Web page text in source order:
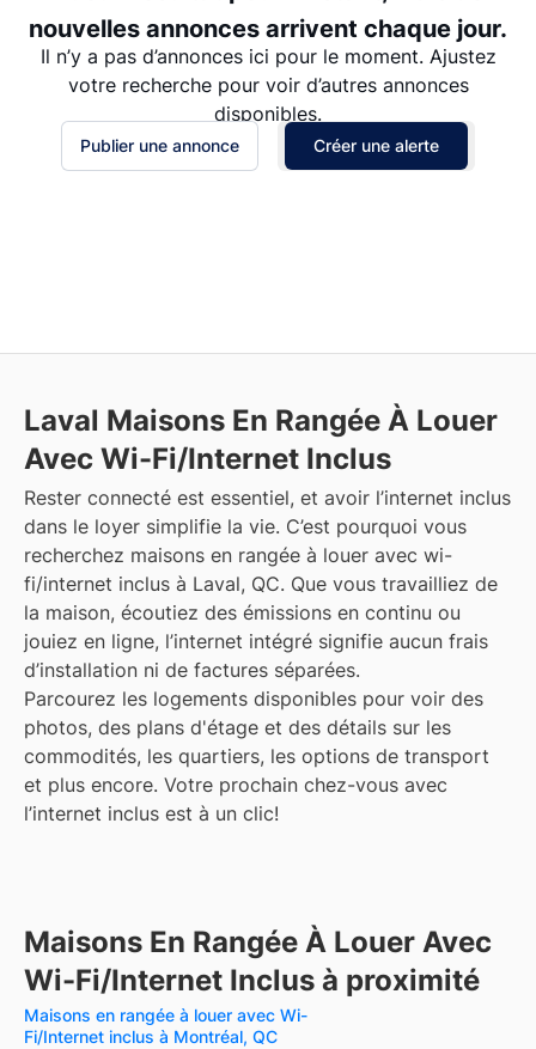
nouvelles annonces arrivent chaque jour.
Il n’y a pas d’annonces ici pour le moment. Ajustez
votre recherche pour voir d’autres annonces
disponibles.
Publier une annonce Créer une alerte
Laval Maisons En Rangée À Louer
Avec Wi-Fi/Internet Inclus
Rester connecté est essentiel, et avoir l’internet inclus
dans le loyer simplifie la vie. C’est pourquoi vous
recherchez maisons en rangée à louer avec wi-
fi/internet inclus à Laval, QC. Que vous travailliez de
la maison, écoutiez des émissions en continu ou
jouiez en ligne, l’internet intégré signifie aucun frais
d’installation ni de factures séparées.
Parcourez les logements disponibles pour voir des
photos, des plans d'étage et des détails sur les
commodités, les quartiers, les options de transport
et plus encore. Votre prochain chez-vous avec
l’internet inclus est à un clic!
Maisons En Rangée À Louer Avec
Wi-Fi/Internet Inclus à proximité
Maisons en rangée à louer avec Wi-
Fi/Internet inclus à Montréal, QC